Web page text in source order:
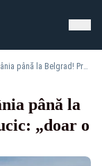
Autostradă direct din România până la Belgrad! Promisiunea lui Vucic: „doar o oră între cele două oraşe!”
până la
„doar o